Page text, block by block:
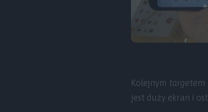
Kolejnym targetem
jest duży ekran i